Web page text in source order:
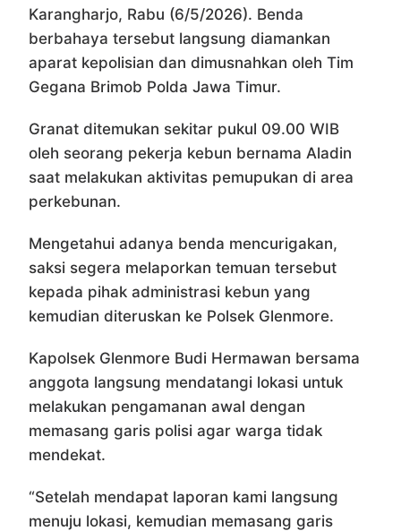
Karangharjo, Rabu (6/5/2026). Benda
berbahaya tersebut langsung diamankan
aparat kepolisian dan dimusnahkan oleh Tim
Gegana Brimob Polda Jawa Timur.
Granat ditemukan sekitar pukul 09.00 WIB
oleh seorang pekerja kebun bernama Aladin
saat melakukan aktivitas pemupukan di area
perkebunan.
Mengetahui adanya benda mencurigakan,
saksi segera melaporkan temuan tersebut
kepada pihak administrasi kebun yang
kemudian diteruskan ke Polsek Glenmore.
Kapolsek Glenmore Budi Hermawan bersama
anggota langsung mendatangi lokasi untuk
melakukan pengamanan awal dengan
memasang garis polisi agar warga tidak
mendekat.
“Setelah mendapat laporan kami langsung
menuju lokasi, kemudian memasang garis